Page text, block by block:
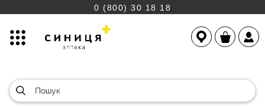
0 (800) 30 18 18